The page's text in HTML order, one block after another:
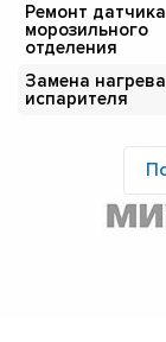
Ремонт датчика
морозильного
отделения
Замена
испарителя